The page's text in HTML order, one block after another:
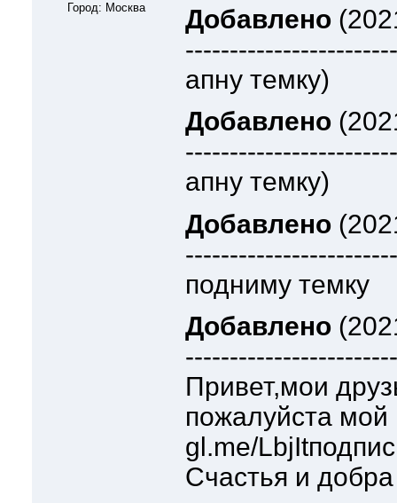
Город: Москва
Добавлено
апну темку)
Добавлено
апну темку)
Добавлено
подниму темку
Добавлено
Привет,мои
пожалуйста мой
gl.me/
Счастья и